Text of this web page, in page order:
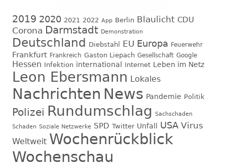
2019 2020 2021 2022 App Berlin Blaulicht CDU
Corona Darmstadt Demonstration
Deutschland Diebstahl EU Europa Feuerwehr
Frankfurt Frankreich Gaston Liepach Gesellschaft Google
Hessen Infektion international Internet Leben im Netz
Leon Ebersmann Lokales
Nachrichten News Pandemie Politik
Polizei Rundumschlag Sachschaden
Schaden Soziale Netzwerke SPD Twitter Unfall USA Virus
Weltweit Wochenrückblick
Wochenschau